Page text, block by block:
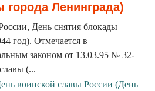
города Ленинграда)
День снятия блокады
год). Отмечается в
законом от 13.03.95 № 32-
(...
воинской славы России (День